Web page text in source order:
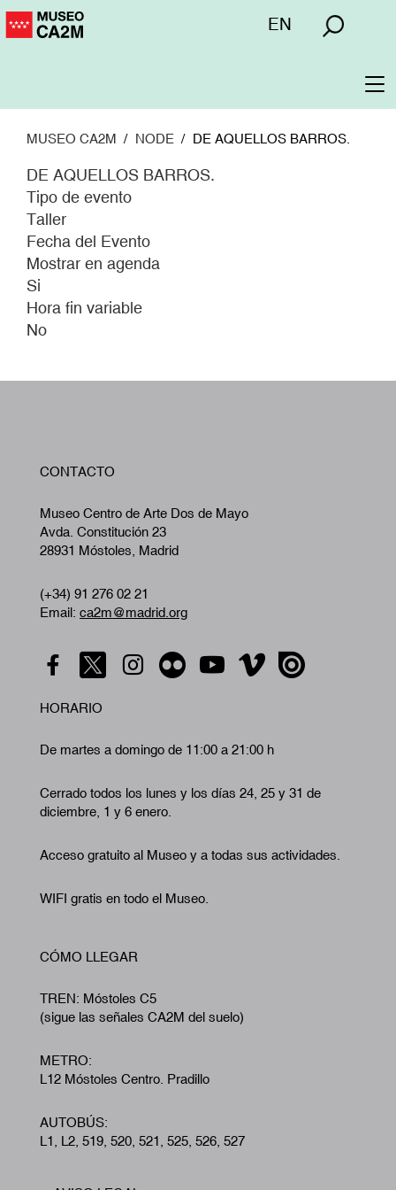
Pasar
Menú
EN
MUSEO CA2M NODE DE AQUELLOS BARROS.
DE AQUELLOS BARROS.
Tipo de evento
Taller
Fecha del Evento
Mostrar en agenda
Si
Hora fin variable
No
CONTACTO
Museo Centro de Arte Dos de Mayo
Avda. Constitución 23
28931 Móstoles, Madrid
(+34) 91 276 02 21
Email: ca2m@madrid.org
HORARIO
De martes a domingo de 11:00 a 21:00 h
Cerrado todos los lunes y los días 24, 25 y 31 de
diciembre, 1 y 6 enero.
Acceso gratuito al Museo y a todas sus actividades.
WIFI gratis en todo el Museo.
CÓMO LLEGAR
TREN: Móstoles C5
(sigue las señales CA2M del suelo)
METRO:
L12 Móstoles Centro. Pradillo
AUTOBÚS:
L1, L2, 519, 520, 521, 525, 526, 527